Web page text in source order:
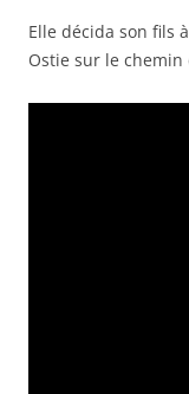
Elle décida son fils
Ostie sur le